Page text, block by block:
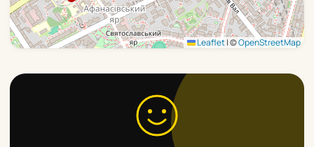
Leaflet|©OpenStreetMap